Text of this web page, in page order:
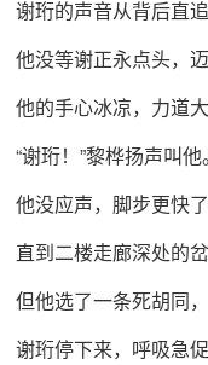
谢珩的声音从背后直
他没等谢正永点头，
他的手心冰凉，力道
“谢珩！”黎桦扬声叫
他没应声，脚步更快
直到二楼走廊深处的
但他选了一条死胡同
谢珩停下来，呼吸急